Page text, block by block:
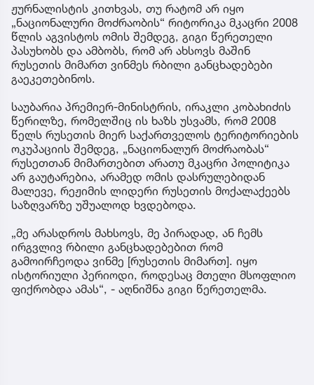
ჟურნალისტის კითხვას, თუ რატომ არ იყო
„ნაციონალური მოძრაობის“ რიტორიკა მკაცრი 2008
წლის აგვისტოს ომის შემდეგ, გიგი წერეთელი
პასუხობს და ამბობს, რომ არ ახსოვს მაშინ
რუსეთის მიმართ ვინმეს რბილი განცხადებები
გაეკეთებინოს.
საუბარია პრემიერ-მინისტრის, ირაკლი კობახიძის
წერილზე, რომელშიც ის ხაზს უსვამს, რომ 2008
წელს რუსეთის მიერ საქართველოს ტერიტორიების
ოკუპაციის შემდეგ, „ნაციონალურ მოძრაობას“
რუსეთთან მიმართებით არათუ მკაცრი პოლიტიკა
არ გაუტარებია, არამედ ომის დასრულებიდან
მალევე, რეჟიმის ლიდერი რუსეთის მოქალაქეებს
საზღვარზე უშუალოდ ხვდებოდა.
„მე არასდროს მახსოვს, მე პირადად, ან ჩემს
ირგვლივ რბილი განცხადებებით რომ
გამოირჩეოდა ვინმე [რუსეთის მიმართ]. იყო
ისტორიული პერიოდი, როდესაც მთელი მსოფლიო
ფიქრობდა ამას“, - აღნიშნა გიგი წერეთელმა.